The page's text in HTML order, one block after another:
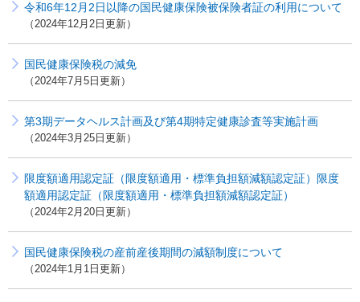
令和6年12月2日以降の国民健康保険被保険者証の利用について
2024年12月2日更新
国民健康保険税の減免
2024年7月5日更新
第3期データヘルス計画及び第4期特定健康診査等実施計画
2024年3月25日更新
限度額適用認定証（限度額適用・標準負担額減額認定証）限度
額適用認定証（限度額適用・標準負担額減額認定証）
2024年2月20日更新
国民健康保険税の産前産後期間の減額制度について
2024年1月1日更新